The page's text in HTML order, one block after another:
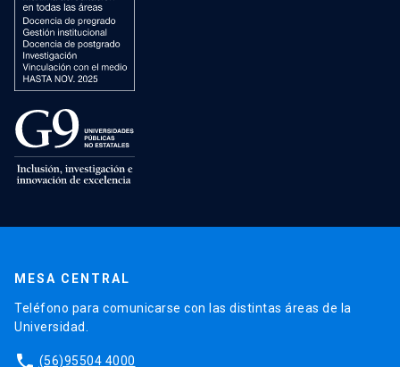
MESA CENTRAL
Teléfono para comunicarse con las distintas áreas de la
Universidad.
phone (56)95504 4000